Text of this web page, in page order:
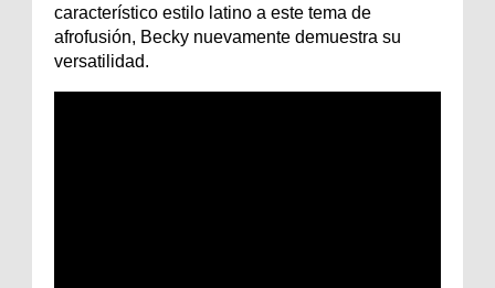
característico estilo latino a este tema de
afrofusión, Becky nuevamente demuestra su
versatilidad.